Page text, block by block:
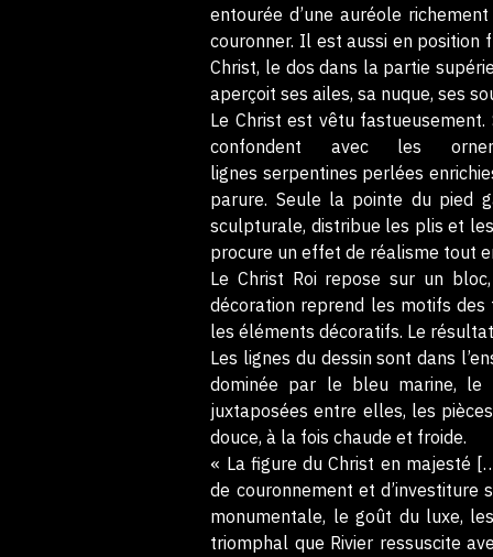
entourée d’une auréole
couronner. Il est aussi en position
Christ, le dos dans la partie
aperçoit ses ailes, sa nuque, ses
Le Christ est vêtu
confondent avec les
lignes serpentines perlées
parure. Seule la pointe du pied
sculpturale, distribue les plis et
procure un effet de réalisme tout
Le Christ Roi repose sur un
décoration reprend les motifs
les éléments décoratifs. Le
Les lignes du dessin sont dans
dominée par le bleu marine, le
juxtaposées entre elles, les
douce, à la fois chaude et froide.
« La figure du Christ en majesté
de couronnement et d’investiture
monumentale, le goût du luxe,
triomphal que Rivier ressuscite